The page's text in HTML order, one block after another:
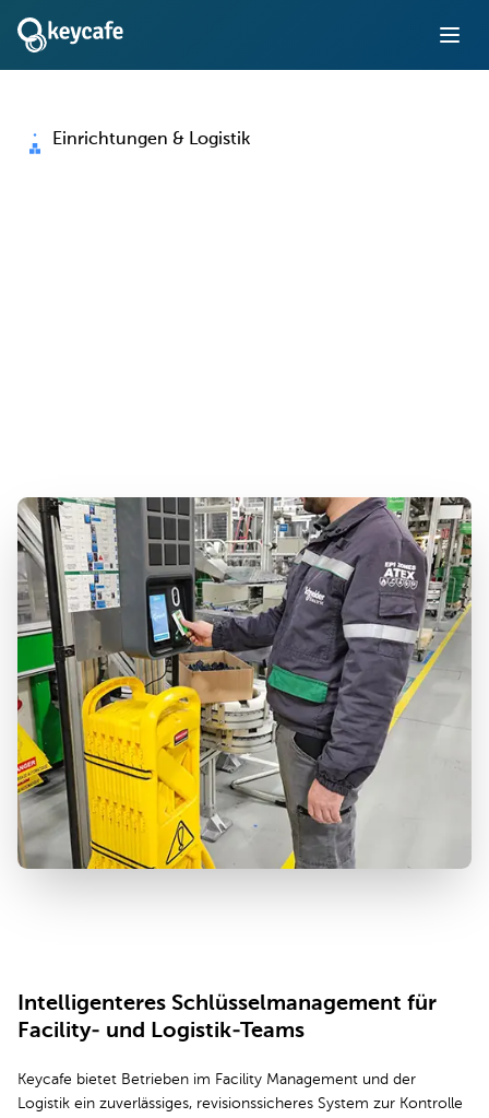
Einrichtungen & Logistik
Intelligenteres Schlüsselmanagement für
Facility- und Logistik-Teams
Keycafe bietet Betrieben im Facility Management und der
Logistik ein zuverlässiges, revisionssicheres System zur Kontrolle